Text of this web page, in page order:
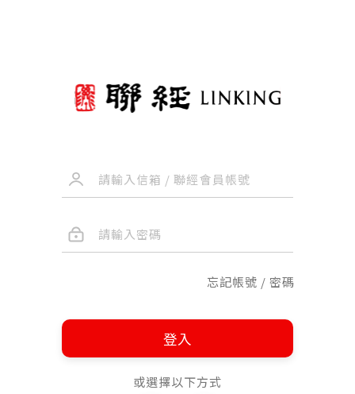
忘記帳號 / 密碼
登入
或選擇以下方式